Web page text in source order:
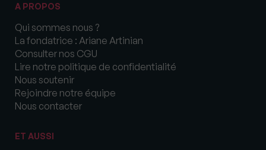
A PROPOS
Qui sommes nous ?
La fondatrice : Ariane Artinian
Consulter nos CGU
Lire notre politique de confidentialité
Nous soutenir
Rejoindre notre équipe
Nous contacter
ET AUSSI